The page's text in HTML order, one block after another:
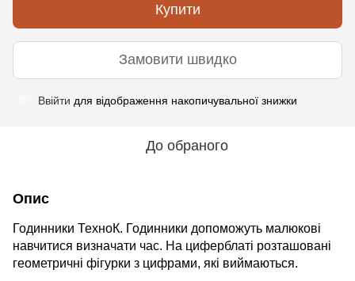
Купити
Замовити швидко
Ввійти для відображення накопичувальної знижки
До обраного
Опис
Годинники ТехноК. Годинники допоможуть малюкові
навчитися визначати час. На циферблаті розташовані
геометричні фігурки з цифрами, які виймаються.